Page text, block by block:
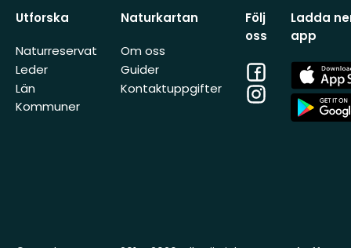
Utforska
Naturreservat
Leder
Län
Kommuner
Naturkartan
Om oss
Guider
Kontaktuppgifter
Följ
oss
Facebook
Instagram
Ladda
app
App
Store
App
Store